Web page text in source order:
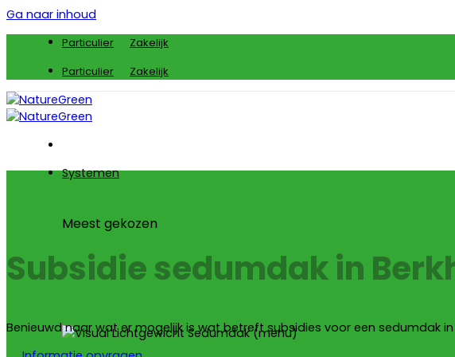
Ga naar inhoud
Particulier
Zakelijk
Particulier
Zakelijk
Systemen
Meest gekozen
Subsidie sedumdak in
Benieuwd naar wat er mogelijk is wat betreft subsidies voor een sedumdak